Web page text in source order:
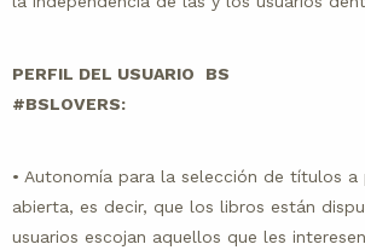
PERFIL DEL USUARIO
BS
#BSLOVERS:
• Autonomía para la selección de títulos
abierta, es decir, que los libros están
usuarios escojan aquellos que les